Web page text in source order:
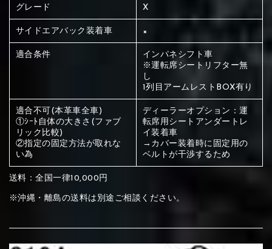
赤く塗られている場所を選択
ください
メイン生地は下記16種類からご選択ください。
赤く塗られている部分にカラ
ー選択ください
サブ生地は下記16種類からご選択ください。
赤く塗られている場所を選択
ください
赤く塗られている場所を選択
グレード X
サイドエアバック装着車 ×
適合条件
インパネシフト車
※運転席シートリフター無
し
1列目アームレストBOX有り
適合不可(本革車全車)
①ｼｰﾄ自体の大きさ(ファブ
リック比較)
②指定の固定方法が取れな
い為
ディーラーオプション：運
転席用シートアンダートレ
イ装着車
→カバー装着時に固定用の
ベルトが干渉するため
送料：全国一律10,000円
※沖縄・離島の送料は別途ご相談ください。